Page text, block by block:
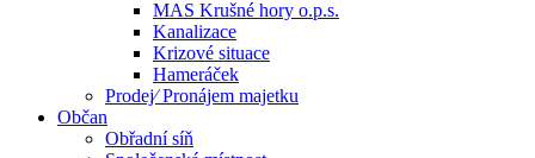
MAS Krušné hory o.p.s.
Kanalizace
Krizové situace
Hameráček
Prodej⁄ Pronájem majetku
Občan
Obřadní síň